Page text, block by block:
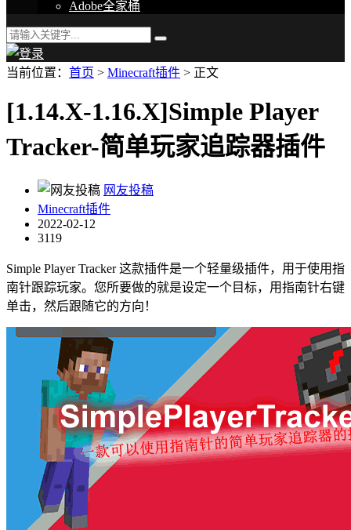
Adobe全家桶
当前位置： 首页 > Minecraft插件 > 正文
[1.14.X-1.16.X]Simple Player
Tracker-简单玩家追踪器插件
网友投稿
Minecraft插件
2022-02-12
3119
Simple Player Tracker 这款插件是一个轻量级插件，用于使用指
南针跟踪玩家。您所要做的就是设定一个目标，用指南针右键
单击，然后跟随它的方向！